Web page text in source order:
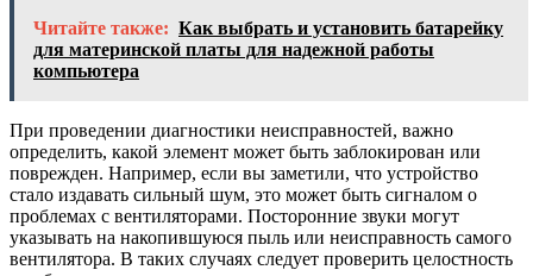
Читайте также: Как выбрать и установить батарейку
для материнской платы для надежной работы
компьютера
При проведении диагностики неисправностей, важно
определить, какой элемент может быть заблокирован или
поврежден. Например, если вы заметили, что устройство
стало издавать сильный шум, это может быть сигналом о
проблемах с вентиляторами. Посторонние звуки могут
указывать на накопившуюся пыль или неисправность самого
вентилятора. В таких случаях следует проверить целостность